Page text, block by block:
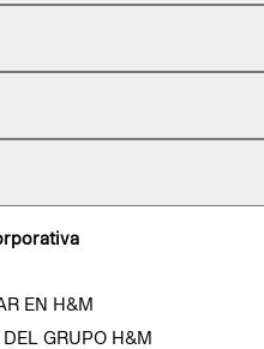
EN H&M
GRUPO H&M